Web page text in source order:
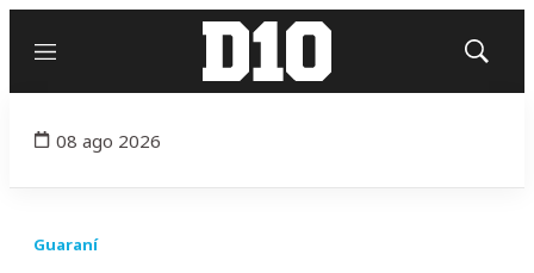
Menú
Mostrar
08 ago 2026
Guaraní